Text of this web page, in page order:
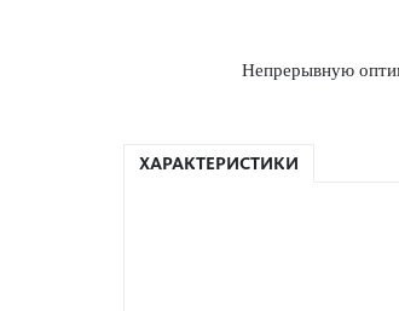
Непр­ер­ы­вную
ХАРАКТЕРИСТИКИ